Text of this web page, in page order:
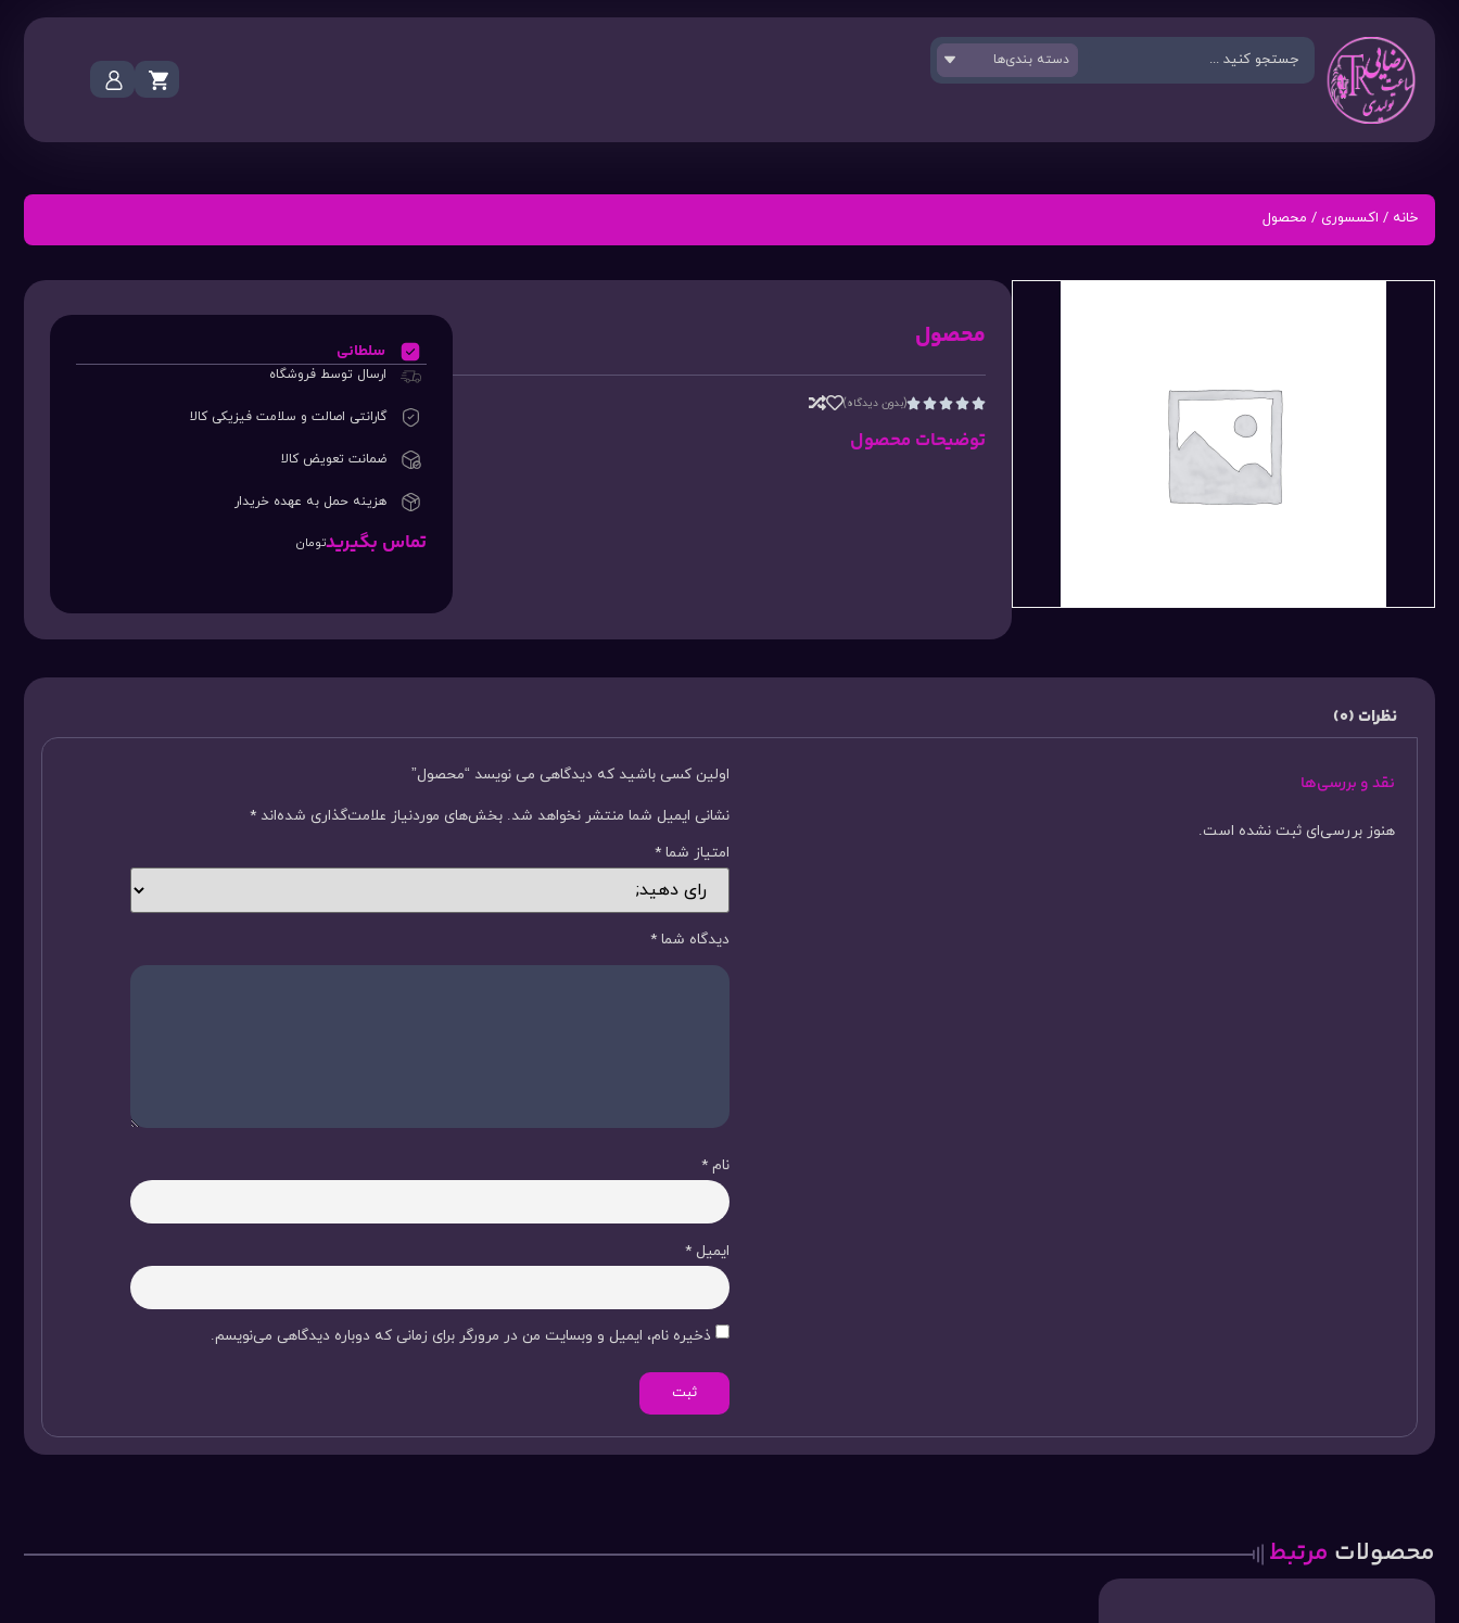
خانه / اکسسوری / محصول
محصول




(بدون دیدگاه)
توضیحات محصول
سلطانی
ارسال توسط فروشگاه
گارانتی اصالت و سلامت فیزیکی کالا
ضمانت تعویض کالا
هزینه حمل به عهده خریدار
تماس بگیریدتومان
نظرات (0)
نقد و بررسی‌ها
هنوز بررسی‌ای ثبت نشده است.
اولین کسی باشید که دیدگاهی می نویسد “محصول”
نشانی ایمیل شما منتشر نخواهد شد. بخش‌های موردنیاز علامت‌گذاری شده‌اند *
امتیاز شما *
دیدگاه شما *
نام *
ایمیل *
ذخیره نام، ایمیل و وبسایت من در مرورگر برای زمانی که دوباره دیدگاهی می‌نویسم.
محصولات مرتبط